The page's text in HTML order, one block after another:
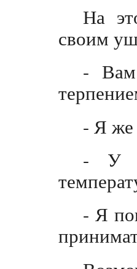
На
своим
- Вам
- Я же
- У
- Я